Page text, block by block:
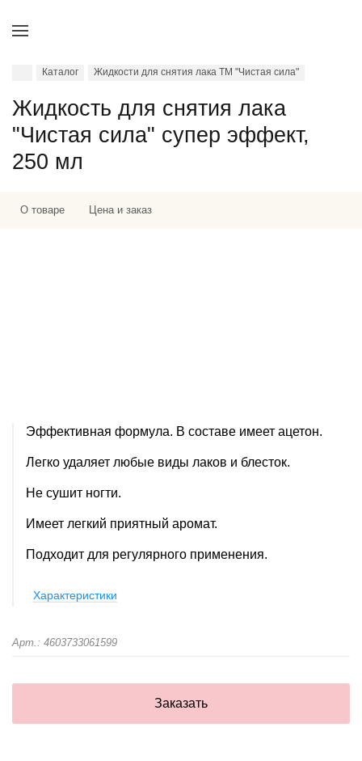
Каталог Жидкости для снятия лака ТМ "Чистая сила"
Жидкость для снятия лака
"Чистая сила" супер эффект,
250 мл
О товаре Цена и заказ
Эффективная формула. В составе имеет ацетон.
Легко удаляет любые виды лаков и блесток.
Не сушит ногти.
Имеет легкий приятный аромат.
Подходит для регулярного применения.
Характеристики
Арт.: 4603733061599
Заказать